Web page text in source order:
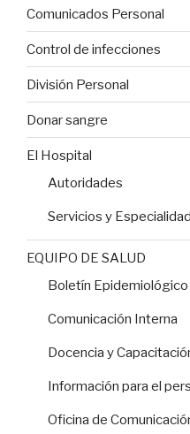
Comunicados Personal
Control de infecciones
División Personal
Donar sangre
El Hospital
Autoridades
Servicios y
EQUIPO DE SALUD
Boletín Epidemiológico
Comunicación Interna
Docencia y
Información para el
Oficina de